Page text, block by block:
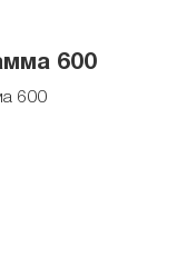
600